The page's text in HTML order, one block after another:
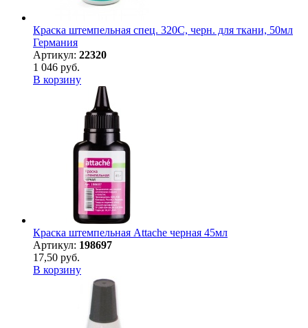
Краска штемпельная спец. 320С, черн. для ткани, 50мл
Германия
Артикул: 22320
1 046 руб.
В корзину
Краска штемпельная Attache черная 45мл
Артикул: 198697
17,50 руб.
В корзину